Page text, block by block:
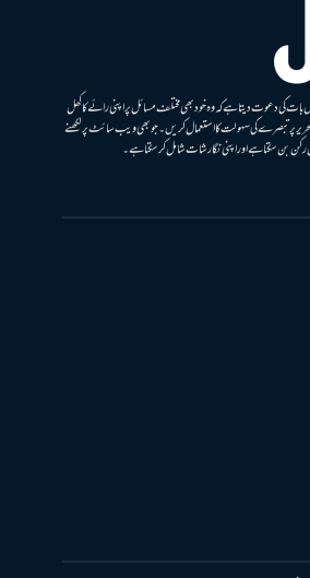
بات کی دعوت دیتا ہے کہ وہ خود بھی مختلف مسائل پر اپنی رائے کا کھل
پر تبصرے کی سہولت کا استعمال کریں۔ جو بھی ویب سائٹ پر لکھنے
رکن بن سکتا ہے اور اپنی نگارشات شامل کرسکتا ہے۔